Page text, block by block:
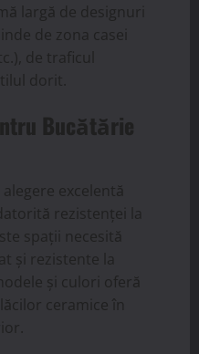
largă de designuri
de zona casei
de traficul
dorit.
Bucătărie
excelentă
rezistenței la
spații necesită
și rezistente la
și culori oferă
ceramice în